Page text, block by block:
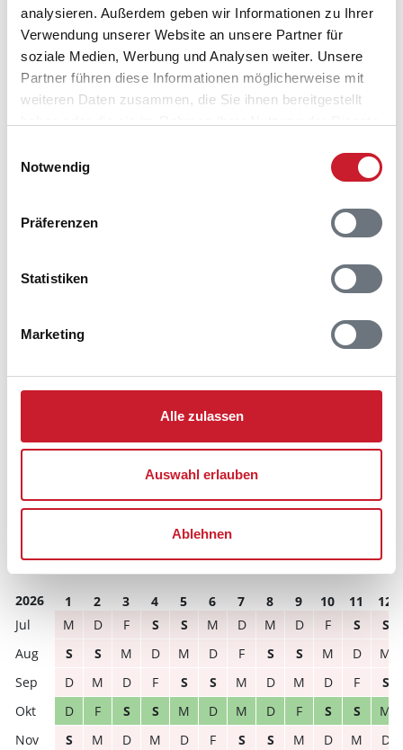
analysieren. Außerdem geben wir Informationen zu Ihrer
Verwendung unserer Website an unsere Partner für
soziale Medien, Werbung und Analysen weiter. Unsere
Partner führen diese Informationen möglicherweise mit
weiteren Daten zusammen, die Sie ihnen bereitgestellt
Notwendig
Präferenzen
Statistiken
Marketing
Alle zulassen
Auswahl erlauben
Ablehnen
Anreisetag im Belegungskalender anklicken
Reisezeitraumes auch Änderungen bei der
Hausbeschreibung und/oder der Ausstattung ergeben
frei belegt gewählter Zeitraum
2026 1 2 3 4 5 6 7 8 9 10 11
12
M
D F S S M D M D F S
S
S
S M D M D F S S M D
M
D
M D F S S M D M D F
S
D
F S S M D M D F S S
M
S
M D M D F S S M D M
D